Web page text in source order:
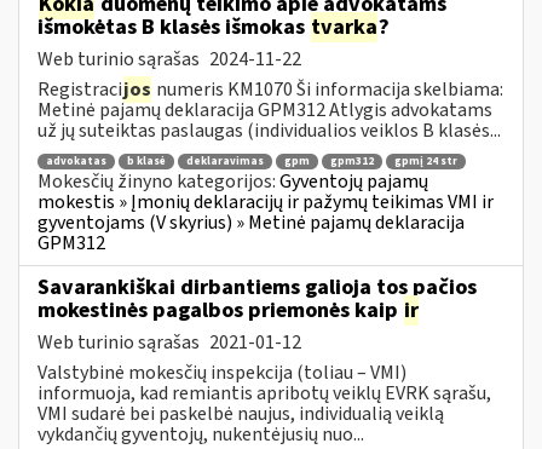
išmokėtas B klasės išmokas tvarka?
Web turinio sąrašas 2024-11-22
Registracijos numeris KM1070 Ši informacija skelbiama:
Metinė pajamų deklaracija GPM312 Atlygis advokatams
už jų suteiktas paslaugas (individualios veiklos B klasės...
advokatas b klasė deklaravimas gpm gpm312 gpmį 24 str
Mokesčių žinyno kategorijos:Gyventojų pajamų
mokestis » Įmonių deklaracijų ir pažymų teikimas VMI ir
gyventojams (V skyrius) » Metinė pajamų deklaracija
GPM312
Savarankiškai dirbantiems galioja tos pačios
mokestinės pagalbos priemonės kaip ir
Web turinio sąrašas 2021-01-12
Valstybinė mokesčių inspekcija (toliau – VMI)
informuoja, kad remiantis apribotų veiklų EVRK sąrašu,
VMI sudarė bei paskelbė naujus, individualią veiklą
vykdančių gyventojų, nukentėjusių nuo...